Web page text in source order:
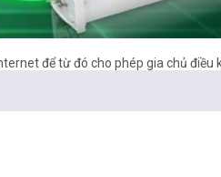
để từ đó cho phép gia chủ điều
tiết kiệm chi phí cho khách hàng khi